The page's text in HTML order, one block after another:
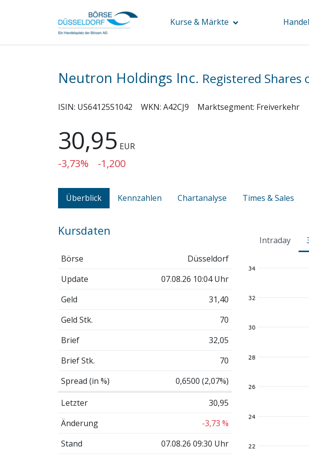
Kurse & Märkte
Neutron Holdings Inc. Registered Shares
ISIN: US64125S1042 WKN: A42CJ9 Marktsegment: Freiverkehr
30,95 EUR
-3,73% -1,200
Überblick Kennzahlen Chartanalyse Times & Sales
Kursdaten
Börse
Düsseldorf
Update
07.08.26 10:04 Uhr
Geld
31,40
Geld Stk.
70
Brief
32,05
Brief Stk.
70
Spread (in %)
0,6500 (2,07%)
Letzter
30,95
Änderung
-3,73 %
Stand
07.08.26 09:30 Uhr
Intraday